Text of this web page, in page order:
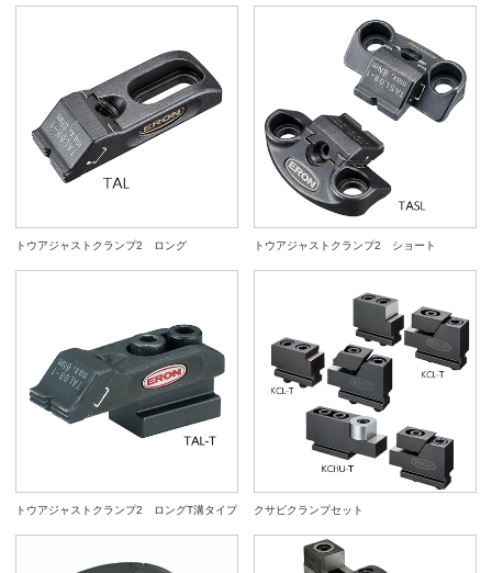
トウアジャストクランプ2 ロング トウアジャストクランプ2 ショート
トウアジャストクランプ2 ロングT溝タイプ クサビクランプセット